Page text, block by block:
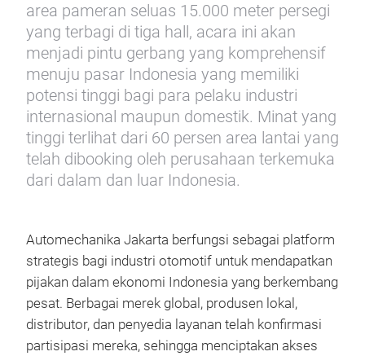
area pameran seluas 15.000 meter persegi
yang terbagi di tiga hall, acara ini akan
menjadi pintu gerbang yang komprehensif
menuju pasar Indonesia yang memiliki
potensi tinggi bagi para pelaku industri
internasional maupun domestik. Minat yang
tinggi terlihat dari 60 persen area lantai yang
telah dibooking oleh perusahaan terkemuka
dari dalam dan luar Indonesia.
Automechanika Jakarta berfungsi sebagai platform
strategis bagi industri otomotif untuk mendapatkan
pijakan dalam ekonomi Indonesia yang berkembang
pesat. Berbagai merek global, produsen lokal,
distributor, dan penyedia layanan telah konfirmasi
partisipasi mereka, sehingga menciptakan akses